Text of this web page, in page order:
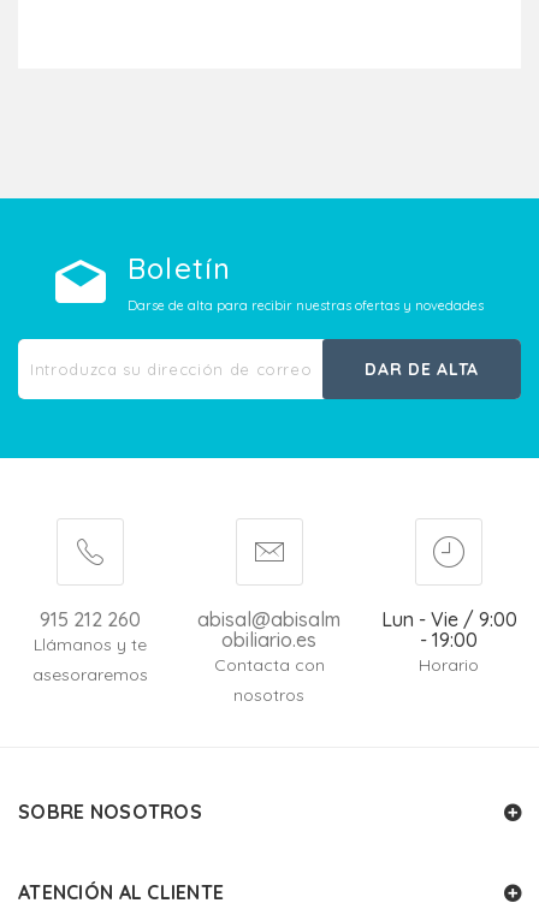
Boletín
Darse de alta para recibir nuestras ofertas y novedades
DAR DE ALTA
915 212 260
Llámanos y te
asesoraremos
abisal@abisalm
obiliario.es
Contacta con
nosotros
Lun - Vie / 9:00
- 19:00
Horario
SOBRE NOSOTROS
ATENCIÓN AL CLIENTE